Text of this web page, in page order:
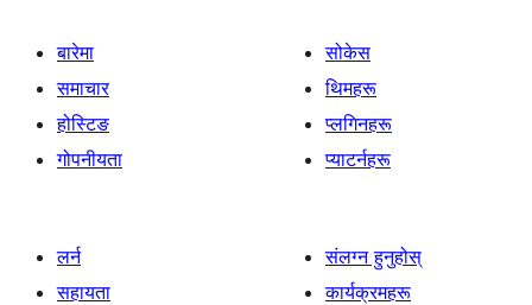
बारेमा
समाचार
होस्टिङ
गोपनीयता
सोकेस
थिमहरू
प्लगिनहरू
प्याटर्नहरू
लर्न
सहायता
संलग्न हुनुहोस्
कार्यक्रमहरू